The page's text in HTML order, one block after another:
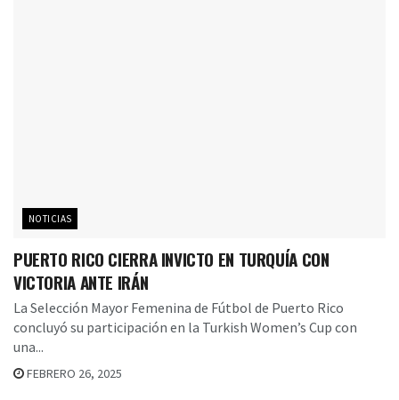
NOTICIAS
PUERTO RICO CIERRA INVICTO EN TURQUÍA CON
VICTORIA ANTE IRÁN
La Selección Mayor Femenina de Fútbol de Puerto Rico
concluyó su participación en la Turkish Women’s Cup con
una...
FEBRERO 26, 2025